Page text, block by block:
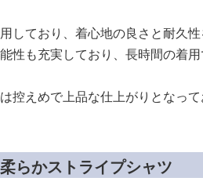
しており、着心地の良さと耐久性
性も充実しており、長時間の着用
控えめで上品な仕上がりとなっ
らかストライプシャツ